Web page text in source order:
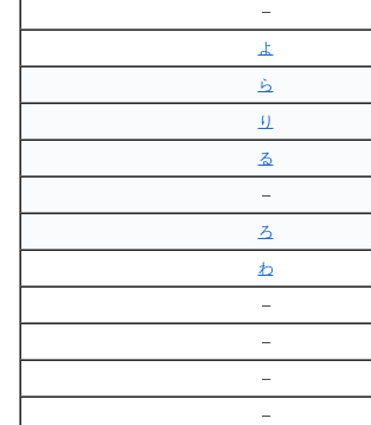
–
よ
ら
り
る
–
ろ
わ
–
–
–
–